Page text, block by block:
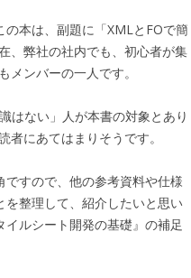
の本は、副題に「XMLとFOで簡
、弊社の社内でも、初心者が集
メンバーの一人です。
はない」人が本書の対象とあり
にあてはまりそうです。
すので、他の参考資料や仕様
整理して、紹介したいと思い
ルシート開発の基礎』の補足